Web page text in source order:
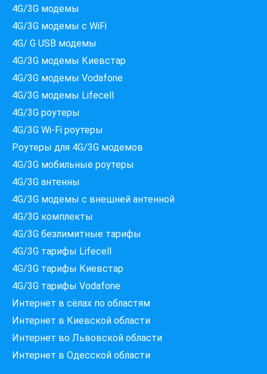
4G/3G модемы
4G/3G модемы с WiFi
4G/ G USB модемы
4G/3G модемы Киевстар
4G/3G модемы Vodafone
4G/3G модемы Lifecell
4G/3G роутеры
4G/3G Wi-Fi роутеры
Роутеры для 4G/3G модемов
4G/3G мобильные роутеры
4G/3G антенны
4G/3G модемы c внешней антенной
4G/3G комплекты
4G/3G безлимитные тарифы
4G/3G тарифы Lifecell
4G/3G тарифы Киевстар
4G/3G тарифы Vodafone
Интернет в сёлах по областям
Интернет в Киевской области
Интернет во Львовской области
Интернет в Одесской области
Які провайдери працюють
за вашою адресою?
Перевірте доступність інтернету за 30 секунд
375+ провайдерів в базі
Введіть вашу адресу
Місто, вулиця та номер будинку